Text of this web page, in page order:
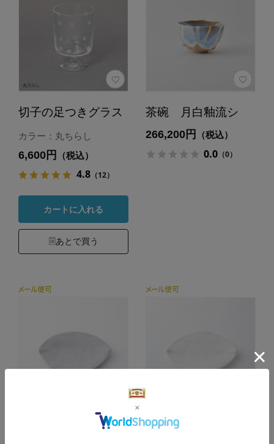
切子の足つきグラス
カラー：丸ちらし
6,600円 （税込）
4.8（12）
カートに入れる
あとで買う
茶碗 月白釉流シ
266,200円 （税込）
0.0（0）
手織り麻の花片コー
手織り麻の花片コー